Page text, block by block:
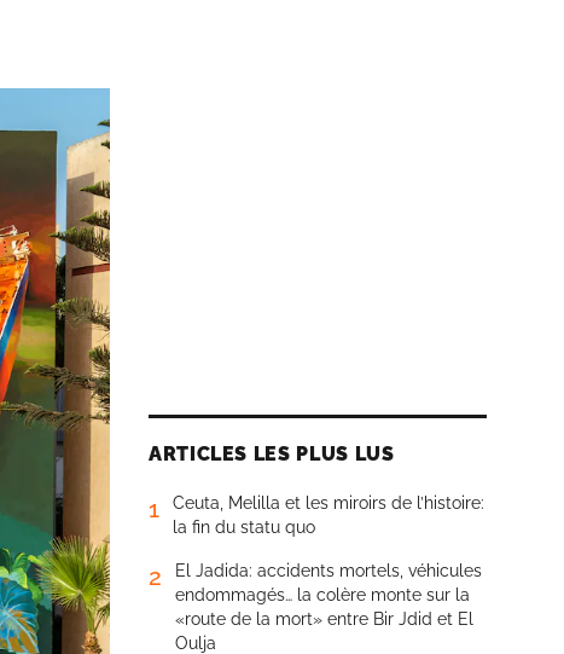
ARTICLES LES PLUS LUS
1
Ceuta, Melilla et les miroirs de l’histoire:
la fin du statu quo
2
El Jadida: accidents mortels, véhicules
endommagés… la colère monte sur la
«route de la mort» entre Bir Jdid et El
Oulja